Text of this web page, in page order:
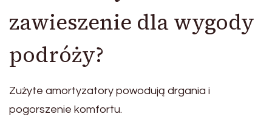
zawieszenie dla wygody
podróży?
Zużyte amortyzatory powodują drgania i
pogorszenie komfortu.